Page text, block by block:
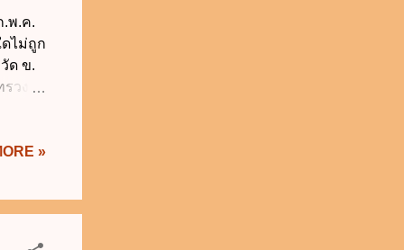
.พ.ค.
ดไม่ถูก
ด ข.
ง ง.
รงต่อ
ก.พ.ค.
»